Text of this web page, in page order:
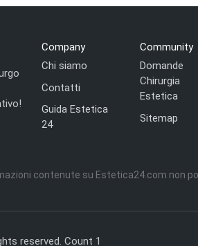
Company
Chi siamo
Contatti
Guida Estetica
24
Community
Domande
Chirurgia
Estetica
Sitemap
contenute su Estetica24.com non
reserved. Count 1